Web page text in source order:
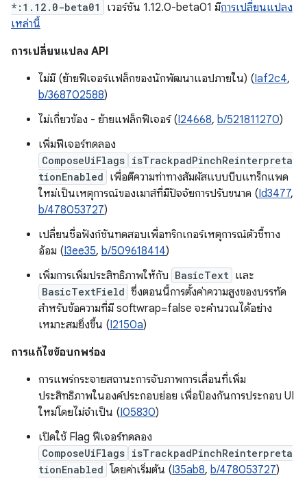
*:1.12.0-beta01
เวอร์ชัน 1.12.0-beta01 มีการเปลี่ยนแปลง
เหล่านี้
การเปลี่ยนแปลง API
ไม่มี (ย้ายฟีเจอร์แฟล็กของนักพัฒนาแอปภายใน) (Iaf2c4,
b/368702588)
ไม่เกี่ยวข้อง - ย้ายแฟล็กฟีเจอร์ (I24668, b/521811270)
เพิ่มฟีเจอร์ทดลอง
ComposeUiFlags isTrackpadPinchReinterpreta
tionEnabled เพื่อตีความท่าทางสัมผัสแบบบีบแทร็กแพด
ใหม่เป็นเหตุการณ์ของเมาส์ที่มีปัจจัยการปรับขนาด (Id3477,
b/478053727)
เปลี่ยนชื่อฟังก์ชันทดสอบเพื่อทริกเกอร์เหตุการณ์ตัวชี้ทาง
อ้อม (I3ee35, b/509618414)
เพิ่มการเพิ่มประสิทธิภาพให้กับ BasicText และ
BasicTextField ซึ่งตอนนี้การตั้งค่าความสูงของบรรทัด
สำหรับข้อความที่มี softwrap=false จะคำนวณได้อย่าง
เหมาะสมยิ่งขึ้น (I2150a)
การแก้ไขข้อบกพร่อง
การแพร่กระจายสถานะการจับภาพการเลื่อนที่เพิ่ม
ประสิทธิภาพในองค์ประกอบย่อย เพื่อป้องกันการประกอบ UI
ใหม่โดยไม่จำเป็น (I05830)
เปิดใช้ Flag ฟีเจอร์ทดลอง
ComposeUiFlags isTrackpadPinchReinterpreta
tionEnabled โดยค่าเริ่มต้น (I35ab8, b/478053727)